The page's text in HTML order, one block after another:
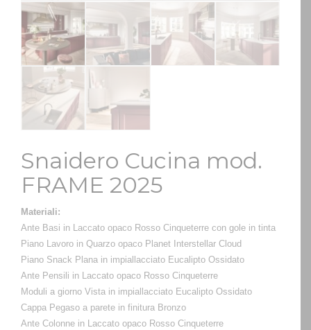
Snaidero Cucina mod.
FRAME 2025
Materiali:
Ante Basi in Laccato opaco Rosso Cinqueterre con gole in tinta
Piano Lavoro in Quarzo opaco Planet Interstellar Cloud
Piano Snack Plana in impiallacciato Eucalipto Ossidato
Ante Pensili in Laccato opaco Rosso Cinqueterre
Moduli a giorno Vista in impiallacciato Eucalipto Ossidato
Cappa Pegaso a parete in finitura Bronzo
Ante Colonne in Laccato opaco Rosso Cinqueterre